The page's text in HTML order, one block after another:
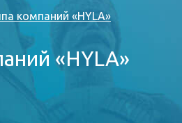
компаний «HYLA»
«HYLA»